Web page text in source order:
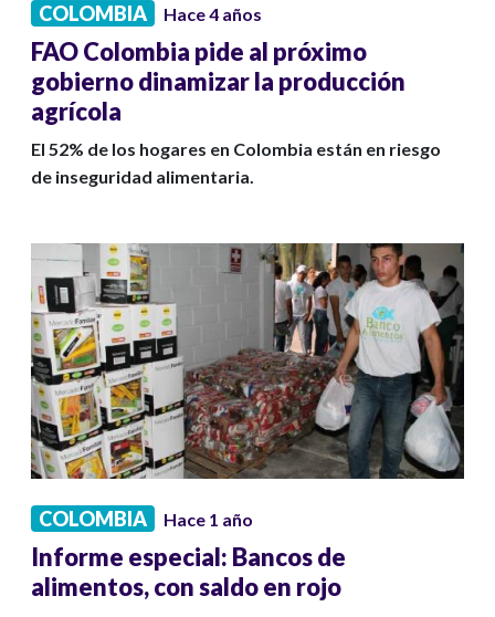
COLOMBIA Hace 4 años
FAO Colombia pide al próximo
gobierno dinamizar la producción
agrícola
El 52% de los hogares en Colombia están en riesgo
de inseguridad alimentaria.
COLOMBIA Hace 1 año
Informe especial: Bancos de
alimentos, con saldo en rojo